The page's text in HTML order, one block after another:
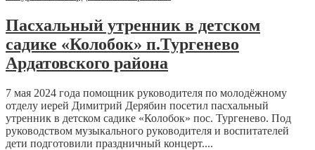
Пасхальный утренник в детском
садике «Колобок» п.Тургенево
Ардатовского района
7 мая 2024 года помощник руководителя по молодёжному
отделу иерей Димитрий Дерябин посетил пасхальный
утренник в детском садике «Колобок» пос. Тургенево. Под
руководством музыкального руководителя и воспитателей
дети подготовили праздничный концерт....